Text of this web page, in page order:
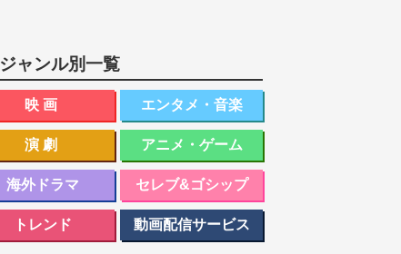
ジャンル別一覧
映画 エンタメ・音楽
演劇 アニメ・ゲーム
海外ドラマ セレブ&ゴシップ
トレンド 動画配信サービス